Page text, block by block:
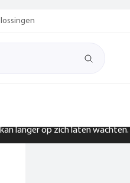
langer op zich laten